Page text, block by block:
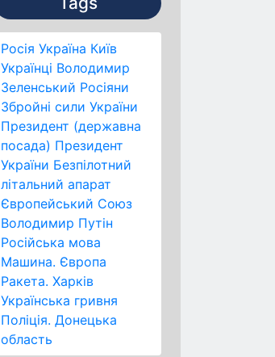
Росія Україна Київ
Українці Володимир
Зеленський Росіяни
Збройні сили України
Президент (державна
посада) Президент
України Безпілотний
літальний апарат
Європейський Союз
Володимир Путін
Російська мова
Машина. Європа
Ракета. Харків
Українська гривня
Поліція. Донецька
область